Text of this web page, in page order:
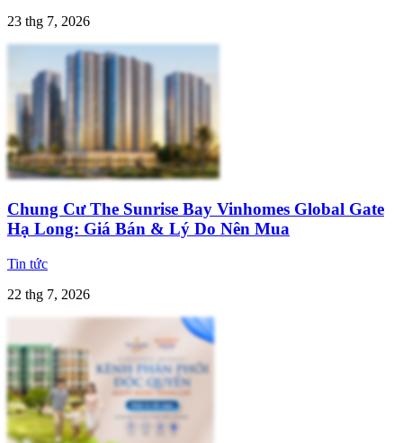
23 thg 7, 2026
Chung Cư The Sunrise Bay Vinhomes Global Gate
Hạ Long: Giá Bán & Lý Do Nên Mua
Tin tức
22 thg 7, 2026